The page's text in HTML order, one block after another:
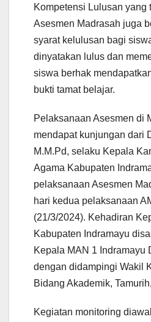
Kompetensi Lulusan yang
Asesmen Madrasah juga
syarat kelulusan bagi
dinyatakan lulus dan
siswa berhak
bukti tamat belajar.
Pelaksanaan Asesmen di
mendapat kunjungan dari
M.M.Pd, selaku Kepala
Agama Kabupaten
pelaksanaan Asesmen
hari kedua pelaksanaan
(21/3/2024). Kehadiran
Kabupaten Indramayu
Kepala MAN 1 Indramayu
dengan didampingi Wakil
Bidang Akademik,
Kegiatan monitoring